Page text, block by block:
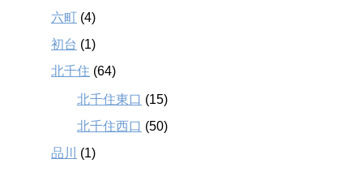
六町 (4)
初台 (1)
北千住 (64)
北千住東口 (15)
北千住西口 (50)
品川
(1)